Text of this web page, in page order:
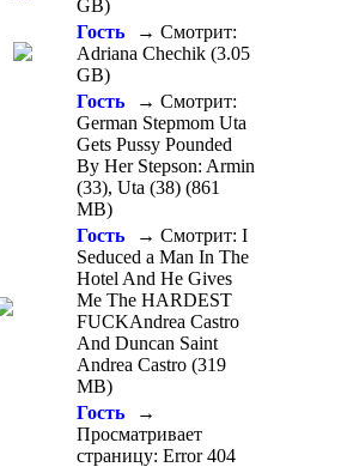
GB)
Гость
→ Смотрит:
Adriana Chechik (3.05
GB)
Гость
→ Смотрит:
German Stepmom Uta
Gets Pussy Pounded
By Her Stepson: Armin
(33), Uta (38) (861
MB)
Гость
→ Смотрит: I
Seduced a Man In The
Hotel And He Gives
Me The HARDEST
FUCKAndrea Castro
And Duncan Saint
Andrea Castro (319
MB)
Гость
→
Просматривает
страницу: Error 404